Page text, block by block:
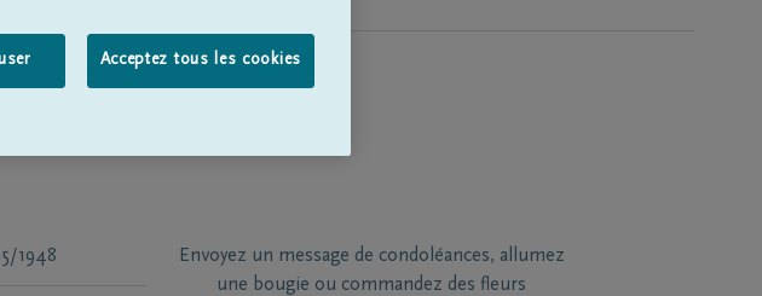
1948
Envoyez un message de condoléances, allumez
une bougie ou commandez des fleurs
Acceptez tous les cookies